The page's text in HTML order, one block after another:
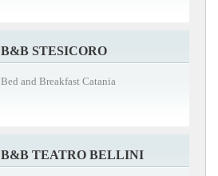
B&B STESICORO
Bed and Breakfast Catania
B&B TEATRO BELLINI